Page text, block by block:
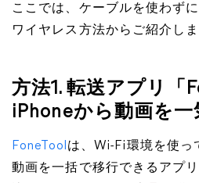
ここでは、ケーブルを使わず
ワイヤレス方法からご紹介しま
方法1. 転送アプリ「
iPhoneから動画を一
FoneTool は、Wi-Fi環境を使っ
動画を一括で移行できるアプ